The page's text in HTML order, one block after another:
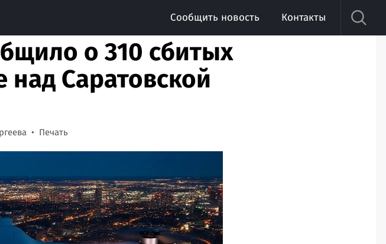
Сообщить новость Контакты
о 310 сбитых
над Саратовской
Печать